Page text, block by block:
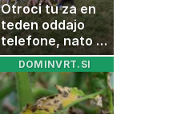
Otroci tu za en
teden oddajo
telefone, nato pa
se zgodi nekaj
nepričakovanega
DOMINVRT.SI